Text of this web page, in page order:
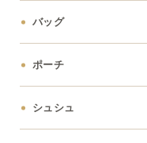
バッグ
ポーチ
シュシュ